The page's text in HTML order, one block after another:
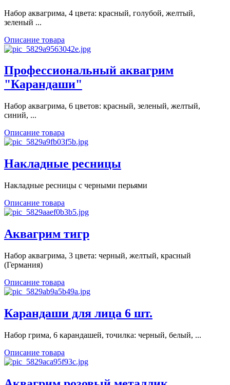
Набор аквагрима, 4 цвета: красный, голубой, желтый,
зеленый ...
Описание товара
Профессиональный аквагрим
"Карандаши"
Набор аквагрима, 6 цветов: красный, зеленый, желтый,
синий, ...
Описание товара
Накладные ресницы
Накладные ресницы с черными перьями
Описание товара
Аквагрим тигр
Набор аквагрима, 3 цвета: черный, желтый, красный
(Германия)
Описание товара
Карандаши для лица 6 шт.
Набор грима, 6 карандашей, точилка: черный, белый, ...
Описание товара